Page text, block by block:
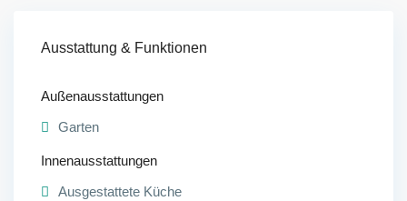
Ausstattung & Funktionen
Außenausstattungen
Garten
Innenausstattungen
Ausgestattete Küche